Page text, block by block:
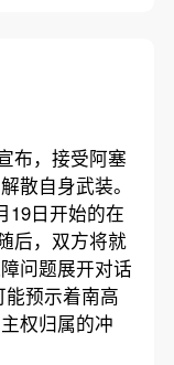
布，接受阿塞
散自身武装。
19日开始的在
后，双方将就
问题展开对话
预示着南高
权归属的冲